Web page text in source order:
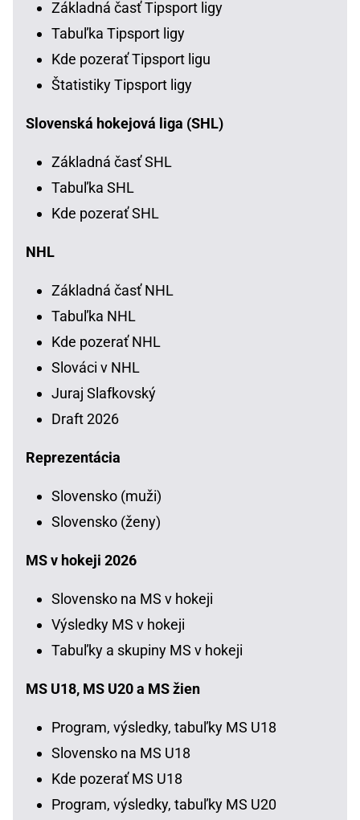
Základná časť Tipsport ligy
Tabuľka Tipsport ligy
Kde pozerať Tipsport ligu
Štatistiky Tipsport ligy
Slovenská hokejová liga (SHL)
Základná časť SHL
Tabuľka SHL
Kde pozerať SHL
NHL
Základná časť NHL
Tabuľka NHL
Kde pozerať NHL
Slováci v NHL
Juraj Slafkovský
Draft 2026
Reprezentácia
Slovensko (muži)
Slovensko (ženy)
MS v hokeji 2026
Slovensko na MS v hokeji
Výsledky MS v hokeji
Tabuľky a skupiny MS v hokeji
MS U18, MS U20 a MS žien
Program, výsledky, tabuľky MS U18
Slovensko na MS U18
Kde pozerať MS U18
Program, výsledky, tabuľky MS U20